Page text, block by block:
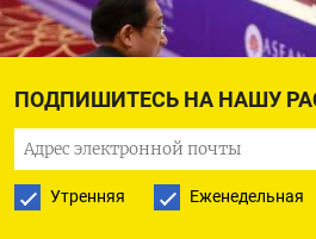
ПОДПИШИТЕСЬ НА НАШУ
Утренняя Еженедельная